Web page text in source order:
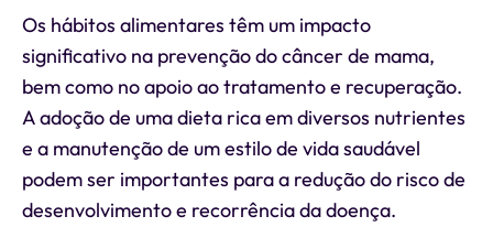
Os hábitos alimentares têm um impacto
significativo na prevenção do câncer de mama,
bem como no apoio ao tratamento e recuperação.
A adoção de uma dieta rica em diversos nutrientes
e a manutenção de um estilo de vida saudável
podem ser importantes para a redução do risco de
desenvolvimento e recorrência da doença.